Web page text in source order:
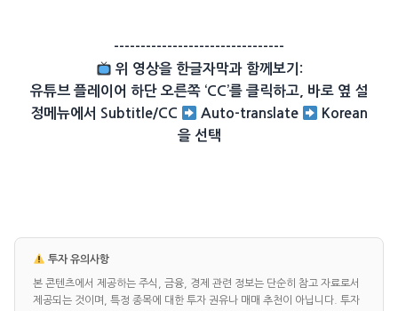
--------------------------------
위 영상을 한글자막과 함께보기:
유튜브 플레이어 하단 오른쪽 ‘CC’를 클릭하고, 바로 옆 설
정메뉴에서 Subtitle/CC
Auto-translate
Korean
을 선택
투자 유의사항
본 콘텐츠에서 제공하는 주식, 금융, 경제 관련 정보는 단순히 참고 자료로서
제공되는 것이며, 특정 종목에 대한 투자 권유나 매매 추천이 아닙니다. 투자